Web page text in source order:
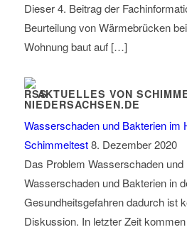
Dieser 4. Beitrag der
Beurteilung von Wärmebrücken
Wohnung baut auf […]
AKTUELLES VON
NIEDERSACHSEN.DE
Wasserschaden und Bakterien im
Schimmeltest 8. Dezember 2020
Das Problem Wasserschaden
Wasserschaden und Bakterien in
Gesundheitsgefahren dadurch ist
Diskussion. In letzter Zeit